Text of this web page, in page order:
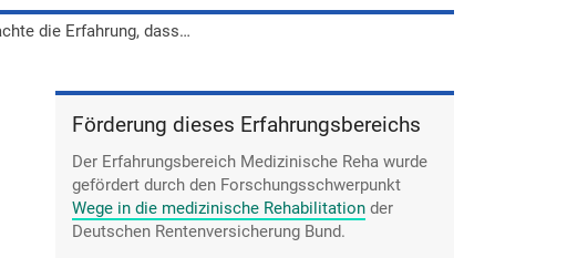
Heike Tschirner machte die Erfahrung, dass manche Klinikbetreiber besonders auf Profit aus waren.
Förderung dieses Erfahrungsbereichs
Der Erfahrungsbereich Medizinische Reha wurde
gefördert durch den Forschungsschwerpunkt
Wege in die medizinische Rehabilitation der
Deutschen Rentenversicherung Bund.